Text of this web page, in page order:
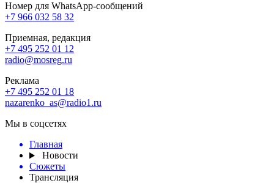
Номер для WhatsApp-сообщений
+7 966 032 58 32
Приемная, редакция
+7 495 252 01 12
radio@mosreg.ru
Реклама
+7 495 252 01 18
nazarenko_as@radio1.ru
Мы в соцсетях
Главная
Новости
Сюжеты
Трансляция